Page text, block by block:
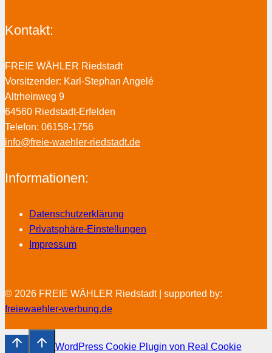
Kontakt:
FREIE WÄHLER Riedstadt
Vorsitzender: Karl-Stephan Angelé
Altrheinweg 9
64560 Riedstadt-Erfelden
Telefon: 06158-1756
info@freie-waehler-riedstadt.de
Informationen:
Datenschutzerklärung
Privatsphäre-Einstellungen
Impressum
© 2026 FREIE WÄHLER Riedstadt | supported by:
freiewaehler-werbung.de
WordPress Cookie Plugin von Real Cookie